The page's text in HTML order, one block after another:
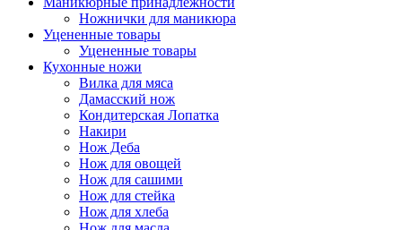
Ножнички для маникюра
Уцененные товары
Уцененные товары
Кухонные ножи
Вилка для мяса
Дамасский нож
Кондитерская Лопатка
Накири
Нож Деба
Нож для овощей
Нож для сашими
Нож для стейка
Нож для хлеба